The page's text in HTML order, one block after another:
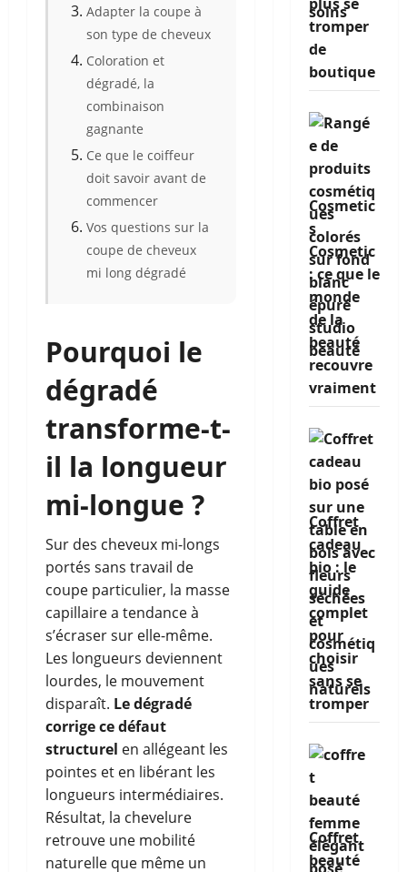
Adapter la coupe à
son type de cheveux
Coloration et
dégradé, la
combinaison
gagnante
Ce que le coiffeur
doit savoir avant de
commencer
Vos questions sur la
coupe de cheveux
mi long dégradé
Pourquoi le
dégradé
transforme-t-
il la longueur
mi-longue ?
Sur des cheveux mi-longs
portés sans travail de
coupe particulier, la masse
capillaire a tendance à
s’écraser sur elle-même.
Les longueurs deviennent
lourdes, le mouvement
disparaît. Le dégradé
corrige ce défaut
structurel en allégeant les
pointes et en libérant les
longueurs intermédiaires.
Résultat, la chevelure
retrouve une mobilité
naturelle que même un
tromper
de
boutique
Cosmetic
s
Cosmetic
: ce que le
monde
de la
beauté
recouvre
vraiment
Coffret
cadeau
bio : le
guide
complet
pour
choisir
sans se
tromper
Coffret
beauté